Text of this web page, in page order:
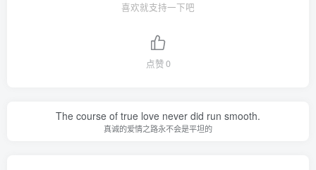
喜欢就支持一下吧
点赞0
The course of true love never did run smooth.
真诚的爱情之路永不会是平坦的